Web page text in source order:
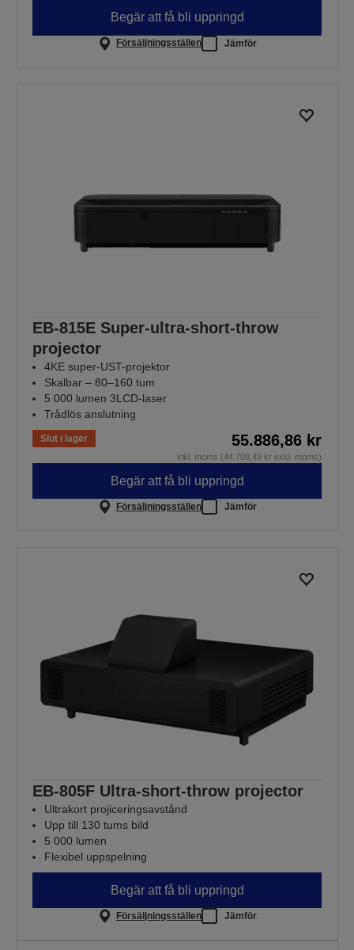
Begär att få bli uppringd
Försäljningsställen Jämför
EB-815E Super-ultra-short-throw
projector
4KE super-UST-projektor
Skalbar – 80–160 tum
5 000 lumen 3LCD-laser
Trådlös anslutning
Slut i lager 55.886,86 kr
inkl. moms (44.709,49 kr exkl. moms)
Begär att få bli uppringd
Försäljningsställen Jämför
EB-805F Ultra-short-throw projector
Ultrakort projiceringsavstånd
Upp till 130 tums bild
5 000 lumen
Flexibel uppspelning
Begär att få bli uppringd
Försäljningsställen Jämför